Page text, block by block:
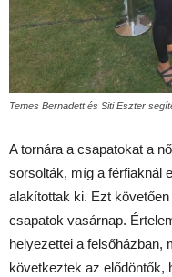
Temes Bernadett és Siti Eszter
A tornára a csapatokat a
sorsolták, míg a férfiaknál
alakítottak ki. Ezt
csapatok vasárnap.
helyezettei a felsőházban,
következtek az elődöntők,